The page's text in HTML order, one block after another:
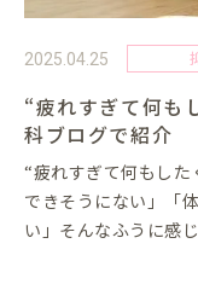
2025.04.25
“疲れすぎて何も
科ブログで紹介
“疲れすぎて何もし
できそうにない」「
い」そんなふうに感
が、「ちゃんと休ま